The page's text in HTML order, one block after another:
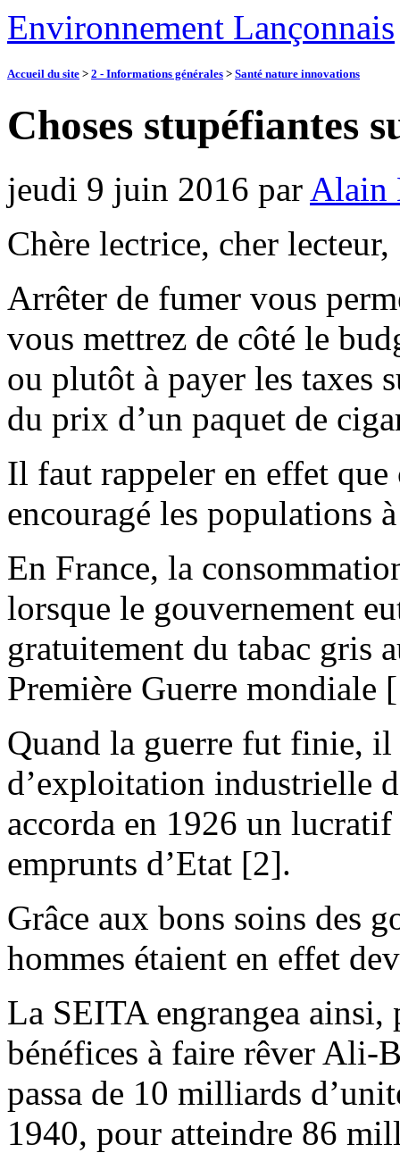
Environnement Lançonnais
Accueil du site > 2 - Informations générales > Santé nature innovations
Choses stupéfiantes
jeudi 9 juin 2016 par Alain
Chère lectrice, cher lecteur,
Arrêter de fumer vous
vous mettrez de côté le
ou plutôt à payer les taxes
du prix d’un paquet de
Il faut rappeler en effet
encouragé les populations
En France, la
lorsque le gouvernement
gratuitement du tabac gris
Première Guerre mondiale
Quand la guerre fut finie,
d’exploitation industrielle
accorda en 1926 un
emprunts d’Etat [2].
Grâce aux bons soins des
hommes étaient en effet
La SEITA engrangea ainsi,
bénéfices à faire rêver Ali-
passa de 10 milliards
1940, pour atteindre 86